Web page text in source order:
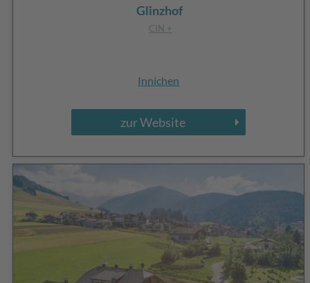
Glinzhof
CIN +
Innichen
zur Website